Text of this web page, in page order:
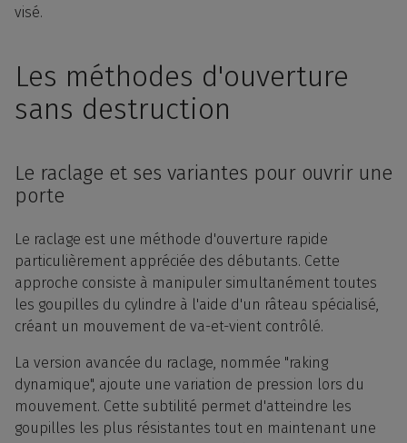
visé.
Les méthodes d'ouverture
sans destruction
Le raclage et ses variantes pour ouvrir une
porte
Le raclage est une méthode d'ouverture rapide
particulièrement appréciée des débutants. Cette
approche consiste à manipuler simultanément toutes
les goupilles du cylindre à l'aide d'un râteau spécialisé,
créant un mouvement de va-et-vient contrôlé.
La version avancée du raclage, nommée "raking
dynamique", ajoute une variation de pression lors du
mouvement. Cette subtilité permet d'atteindre les
goupilles les plus résistantes tout en maintenant une